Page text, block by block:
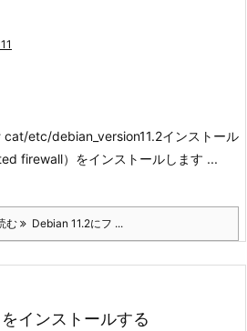
cat/etc/debian_version11.2インストール
firewall）をインストールします ...
む Debian 11.2にフ ...
インストールする